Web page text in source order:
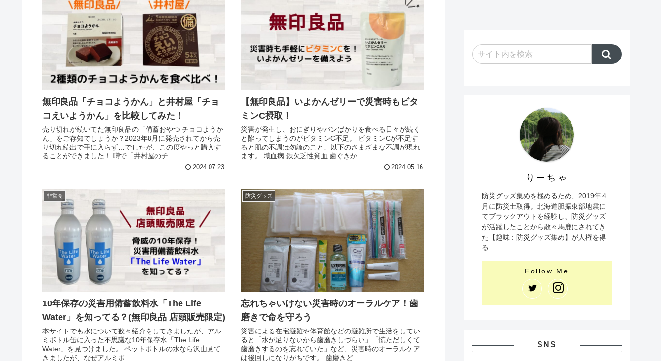
無印良品「チョコようかん」と井村屋「チョ
コえいようかん」を比較してみた！
売り切れが続いてた無印良品の「備蓄おやつ チョコようか
ん」をご存知でしょうか？2023年8月に発売されてから売
り切れ続出で手に入らず…でしたが、この度やっと購入す
ることができました！ 噂で「井村屋のチ...
2024.07.23
【無印良品】いよかんゼリーで災害時もビタ
ミンC摂取！
災害が発生し、おにぎりやパンばかりを食べる日々が続く
と陥ってしまうのがビタミンC不足。 ビタミンCが不足す
ると肌の不調は勿論のこと、以下のさまざまな不調が現れ
ます。 壊血病 鉄欠乏性貧血 歯ぐきか...
2024.05.16
非常食
10年保存の災害用備蓄飲料水「The Life
Water」を知ってる？(無印良品 店頭販売限定)
本サイトでも水について数々紹介をしてきましたが、アル
ミボトル缶に入った不思議な10年保存水「The Life
Water」を見つけました。 ペットボトルの水なら沢山見て
きましたが、なぜアルミボ...
防災グッズ
忘れちゃいけない災害時のオーラルケア！歯
磨きで命を守ろう
災害による在宅避難や体育館などの避難所で生活をしてい
ると「水が足りないから歯磨きしづらい」「慌ただしくて
歯磨きするのを忘れていた」など、災害時のオーラルケア
は後回しになりがちです。 歯磨きど...
りーちゃ
防災グッズ集めを極めるため、2019年４
月に防災士取得。北海道胆振東部地震に
てブラックアウトを経験し、防災グッズ
が活躍したことから散々馬鹿にされてき
た【趣味：防災グッズ集め】が人権を得
る
SNS